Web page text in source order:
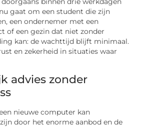
gaat om een student die zijn
een ondernemer met een
of een gezin dat niet zonder
kan: de wachttijd blijft minimaal.
en zekerheid in situaties waar
advies zonder
nieuwe computer kan
door het enorme aanbod en de